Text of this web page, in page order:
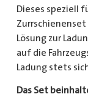
Dieses speziell
Lösung zur
auf die
Ladung stets
Das Set